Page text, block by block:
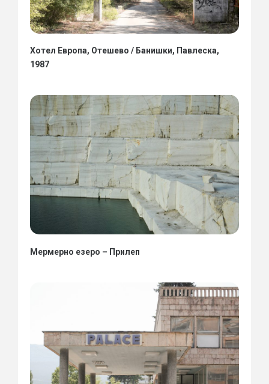
Хотел Европа, Отешево / Банишки, Павлеска,
1987
Мермерно езеро – Прилеп